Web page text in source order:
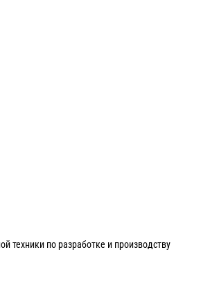
техники по разработке и производству